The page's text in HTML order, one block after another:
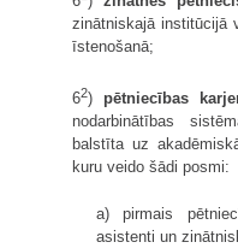
zinātniskajā institūcijā
īstenošanā;
62) pētniecības
nodarbinātības
balstīta uz
kuru veido šādi posmi:
a) pirmais
asistenti un